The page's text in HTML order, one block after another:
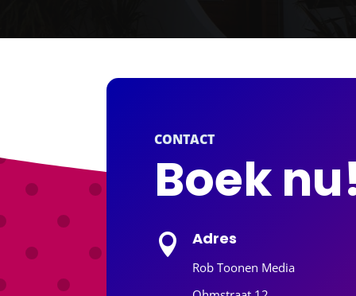
CONTACT
Boek
 Adres
Rob Toonen Media